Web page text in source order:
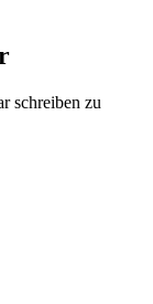
schreiben zu